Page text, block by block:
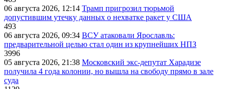
06 августа 2026, 12:14 Трамп пригрозил тюрьмой
допустившим утечку данных о нехватке ракет у США
493
06 августа 2026, 09:34 ВСУ атаковали Ярославль:
предварительной целью стал один из крупнейших НПЗ
3996
05 августа 2026, 21:38 Московский экс-депутат Харадизе
получила 4 года колонии, но вышла на свободу прямо в зале
суда